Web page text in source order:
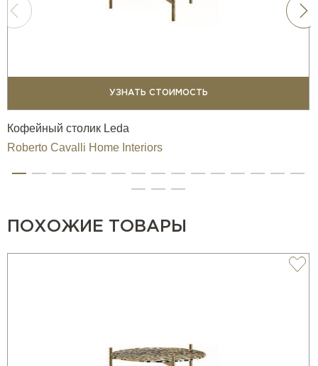
УЗНАТЬ СТОИМОСТЬ
Кофейный столик Leda
Roberto Cavalli Home Interiors
ПОХОЖИЕ ТОВАРЫ